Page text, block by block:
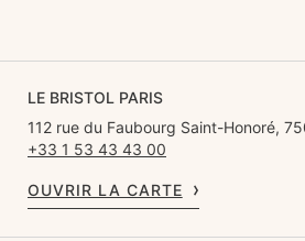
LE BRISTOL PARIS
112 rue du Faubourg Saint-Honoré,
+33 1 53 43 43 00
OUVRIR LA CARTE